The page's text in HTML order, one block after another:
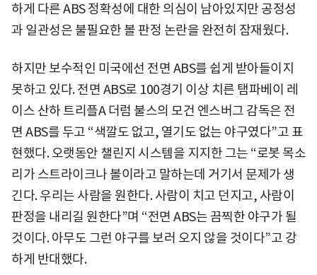
하게 다른 ABS 정확성에 대한 의심이 남아있지만 공정성
과 일관성은 불필요한 볼 판정 논란을 완전히 잠재웠다.
하지만 보수적인 미국에선 전면 ABS를 쉽게 받아들이지
못하고 있다. 전면 ABS로 100경기 이상 치른 탬파베이 레
이스 산하 트리플A 더럼 불스의 모건 엔스버그 감독은 전
면 ABS를 두고 “색깔도 없고, 열기도 없는 야구였다”고 표
현했다. 오랫동안 챌린지 시스템을 지지한 그는 “로봇 목소
리가 스트라이크나 볼이라고 말하는데 거기서 문제가 생
긴다. 우리는 사람을 원한다. 사람이 치고 던지고, 사람이
판정을 내리길 원한다”며 “전면 ABS는 끔찍한 야구가 될
것이다. 아무도 그런 야구를 보러 오지 않을 것이다”고 강
하게 반대했다.